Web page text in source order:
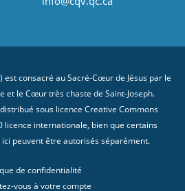
est consacré au Sacré-Cœur de Jésus par le
et le Cœur très chaste de Saint-Joseph.
sous licence Creative Commons
licence internationale , bien que certains
peuvent être autorisés séparément.
de confidentialité
vous à votre compte